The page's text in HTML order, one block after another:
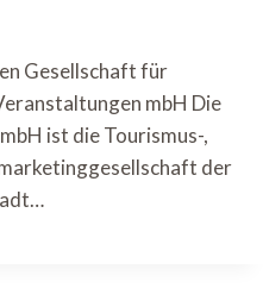
Gesellschaft für
mbH Die
ist die Tourismus-,
der